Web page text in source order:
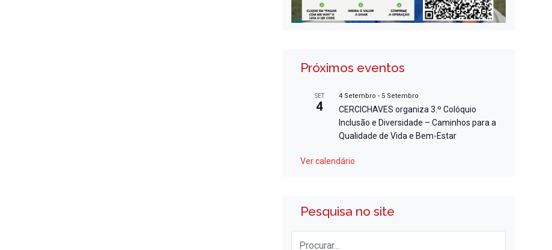
Próximos eventos
SET
4
4 Setembro - 5 Setembro
CERCICHAVES organiza 3.º Colóquio
Inclusão e Diversidade – Caminhos para a
Qualidade de Vida e Bem-Estar
Ver calendário
Pesquisa no site